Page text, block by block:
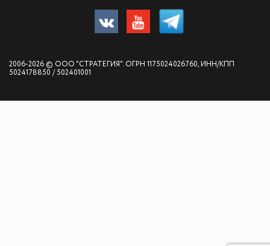
2006-2026 © ООО "СТРАТЕГИЯ". ОГРН 1175024026760, ИНН/КПП
5024178850 / 502401001